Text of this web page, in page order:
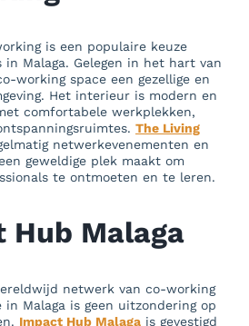
is een populaire keuze
Malaga. Gelegen in het hart van
working space een gezellige en
Het interieur is modern en
comfortabele werkplekken,
The Living
netwerkevenementen en
geweldige plek maakt om
te ontmoeten en te leren.
Hub Malaga
netwerk van co-working
Malaga is geen uitzondering op
Impact Hub Malagais gevestigd